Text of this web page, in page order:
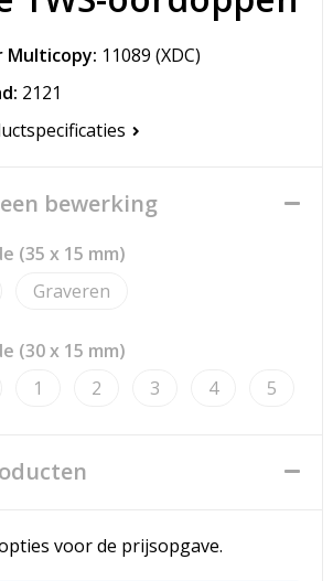
tassen
Multicopy: 11089 (XDC)
2121
bewerking
(35 x 15 mm)
Graveren
(30 x 15 mm)
1 2 3 4 5
voor de prijsopgave.